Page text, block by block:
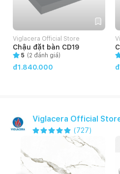
Viglacera Official Store
Chậu đặt bàn CD19
5 (2 đánh giá)
đ1.840.000
Viglacera Official
(727)